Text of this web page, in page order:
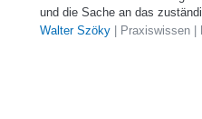
und die Sache an das
Walter Szöky | Praxiswissen |